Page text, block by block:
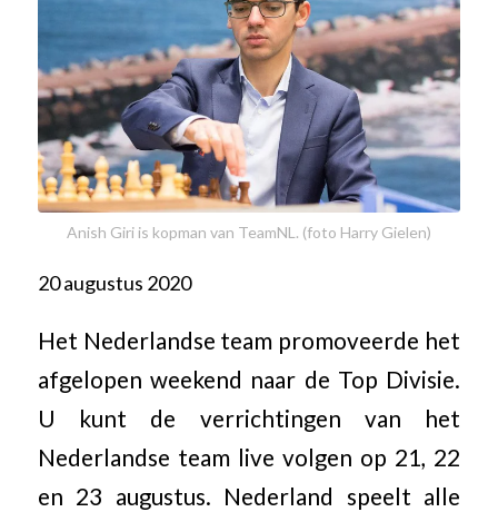
Anish Giri is kopman van TeamNL. (foto Harry Gielen)
20 augustus 2020
Het Nederlandse team promoveerde het
afgelopen weekend naar de Top Divisie.
U kunt de verrichtingen van het
Nederlandse team live volgen op 21, 22
en 23 augustus. Nederland speelt alle